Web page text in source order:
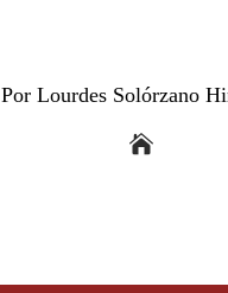
Por Lourdes Solórzano